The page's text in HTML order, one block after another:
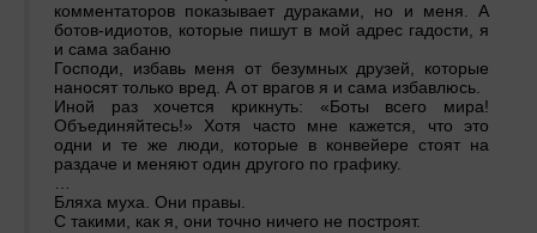
комментаторов показывает дураками, но и меня. А
ботов-идиотов, которые пишут в мой адрес гадости, я
и сама забаню
Господи, избавь меня от безумных друзей, которые
наносят только вред. А от врагов я и сама избавлюсь.
Иной раз хочется крикнуть: «Боты всего мира!
Объединяйтесь!» Хотя часто мне кажется, что это
одни и те же люди, которые в конвейере стоят на
раздаче и меняют один другого по графику.
…
Бляха муха. Они правы.
С такими, как я, они точно ничего не построят.